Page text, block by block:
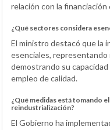
relación con la
¿Qué sectores considera
El ministro destacó que la
esenciales, representando
demostrando su
empleo de calidad.
¿Qué medidas está tomando
reindustrialización?
El Gobierno ha